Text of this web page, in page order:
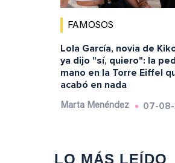
FAMOSOS
Lola García, novia de
ya dijo "sí, quiero": la
mano en la Torre Eiffel
acabó en nada
Marta Menéndez 07-
LO MÁS LEÍDO